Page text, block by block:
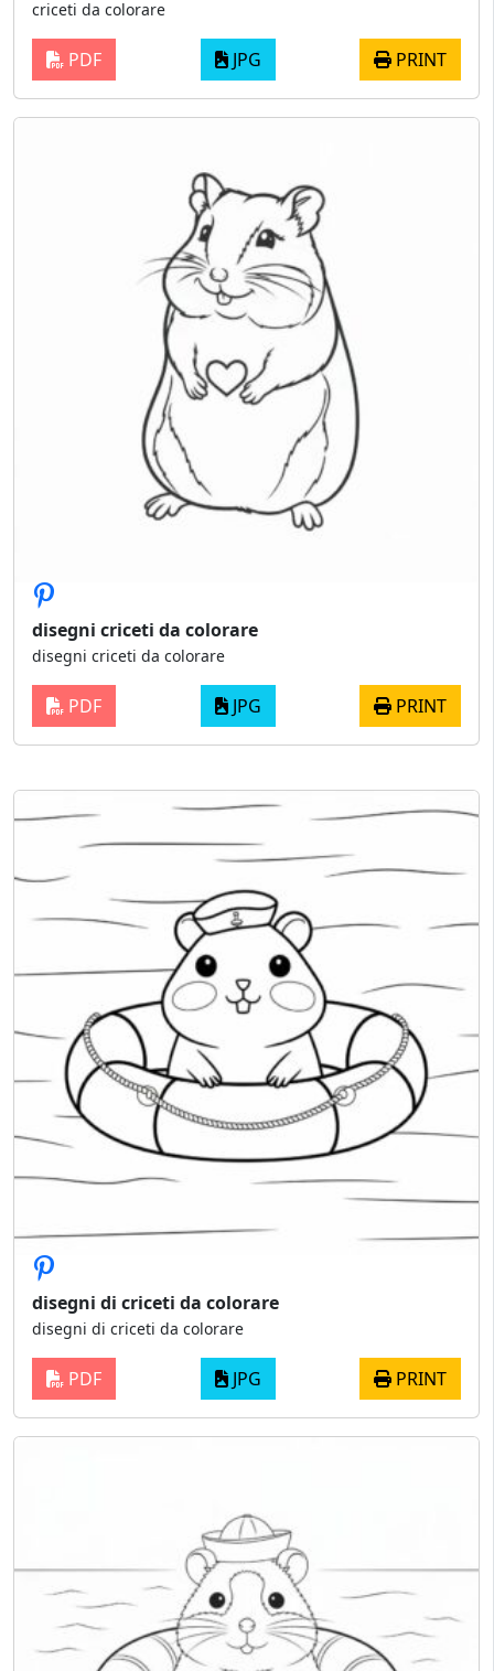
criceti da colorare
PDF JPG PRINT
disegni criceti da colorare
disegni criceti da colorare
PDF JPG PRINT
disegni di criceti da colorare
disegni di criceti da colorare
PDF JPG PRINT